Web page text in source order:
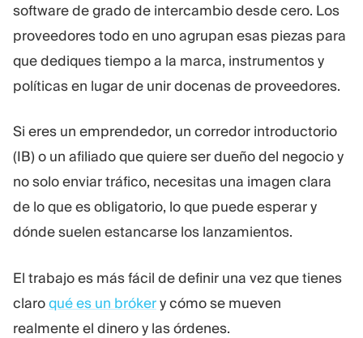
software de grado de intercambio desde cero. Los
proveedores todo en uno agrupan esas piezas para
que dediques tiempo a la marca, instrumentos y
políticas en lugar de unir docenas de proveedores.
Si eres un emprendedor, un corredor introductorio
(IB) o un afiliado que quiere ser dueño del negocio y
no solo enviar tráfico, necesitas una imagen clara
de lo que es obligatorio, lo que puede esperar y
dónde suelen estancarse los lanzamientos.
El trabajo es más fácil de definir una vez que tienes
claroqué es un brókery cómo se mueven
realmente el dinero y las órdenes.
SÍGUENOS